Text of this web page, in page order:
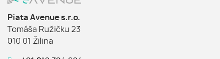
Piata Avenue s.r.o.
Tomáša Ružičku 23
010 01 Žilina